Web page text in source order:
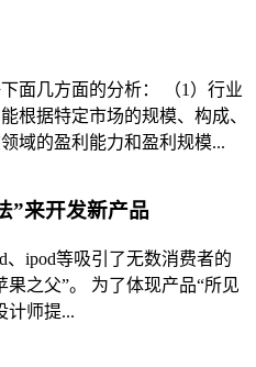
面几方面的分析： （1）行业
根据特定市场的规模、构成、
域的盈利能力和盈利规模...
”来开发新产品
、ipod等吸引了无数消费者的
之父”。 为了体现产品“所见
计师提...